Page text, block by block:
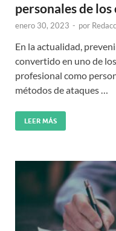
personales de
enero 30, 2023 - por
En la actualidad,
convertido en uno de
profesional como
métodos de ataques …
LEER MÁS